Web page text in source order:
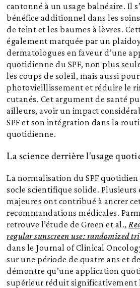
cantonné à un usage balnéaire. Il
bénéfice additionnel dans les
de teint et les baumes à lèvres.
également marquée par un
dermatologues en faveur d’une
quotidienne du SPF, non plus
les coups de soleil, mais aussi
photovieillissement et réduire le
cutanés. Cet argument de santé
ailleurs, avoir un impact
SPF et son intégration dans la
quotidienne.
La science derrière l’usage
La normalisation du SPF quotidien
socle scientifique solide. Plusieurs
majeures ont contribué à ancrer
recommandations médicales.
retrouve l’étude de Green et al.,
regular sunscreen use: randomized
dans le Journal of Clinical
sur une période de quatre ans et
démontre qu’une application
supérieur réduit significativement